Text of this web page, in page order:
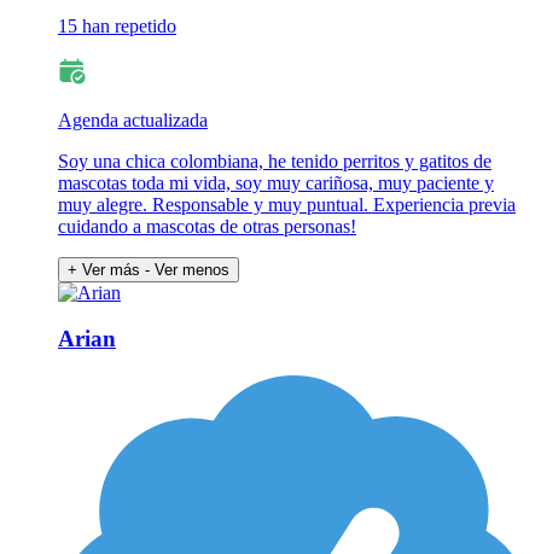
15 han repetido
Agenda actualizada
Soy una chica colombiana, he tenido perritos y gatitos de
mascotas toda mi vida, soy muy cariñosa, muy paciente y
muy alegre. Responsable y muy puntual. Experiencia previa
cuidando a mascotas de otras personas!
+ Ver más - Ver menos
Arian